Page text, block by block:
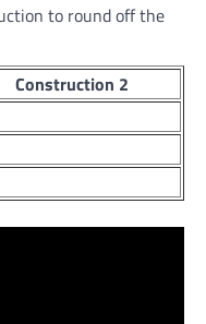
to round off the
Construction 2